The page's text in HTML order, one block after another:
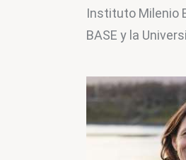
Instituto Milenio
BASE y la